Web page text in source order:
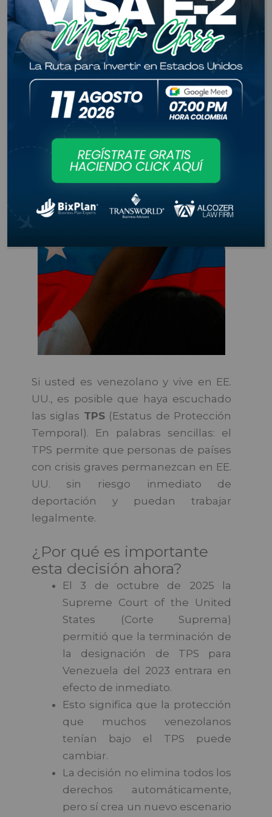
Alcozer Law Firm, 2026
Si usted es venezolano y vive en EE.
UU., es posible que haya escuchado
las siglas TPS(Estatus de Protección
Temporal). En palabras sencillas: el
TPS permite que personas de países
con crisis graves permanezcan en EE.
UU. sin riesgo inmediato de
deportación y puedan trabajar
legalmente.
¿Por qué es importante
esta decisión ahora?
El 3 de octubre de 2025 la
Supreme Court of the United
States (Corte Suprema)
permitió que la terminación de
la designación de TPS para
Venezuela del 2023 entrara en
efecto de inmediato.
Esto significa que la protección
que muchos venezolanos
tenían bajo el TPS puede
cambiar.
La decisión no elimina todos los
derechos automáticamente,
pero sí crea un nuevo escenario